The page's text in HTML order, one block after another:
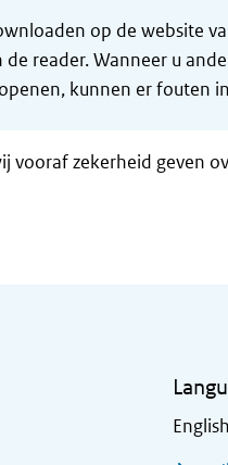
op de website
reader. Wanneer u
kunnen er fouten
zekerheid geven
English